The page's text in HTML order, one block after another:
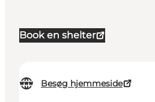
Book en shelter
Besøg hjemmeside